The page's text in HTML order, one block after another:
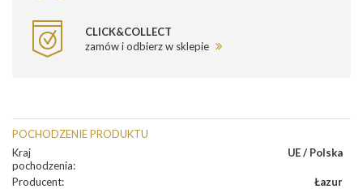
CLICK&COLLECT
zamów i odbierz w sklepie
POCHODZENIE PRODUKTU
Kraj
pochodzenia:
UE / Polska
Producent: Łazur